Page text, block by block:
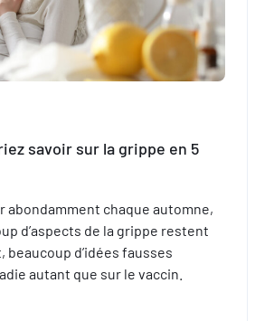
savoir sur la grippe en 5
abondamment chaque automne,
d’aspects de la grippe restent
d’idées fausses
autant que sur le vaccin.